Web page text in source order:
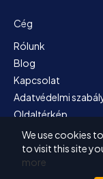
Cég
Rólunk
Blog
Kapcsolat
Adatvédelmi
Oldaltérkép
Általános szerződési
feltételek
We use cookies
to visit this site
more